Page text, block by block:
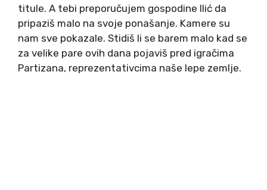
titule. A tebi preporučujem gospodine Ilić da
pripaziš malo na svoje ponašanje. Kamere su
nam sve pokazale. Stidiš li se barem malo kad se
za velike pare ovih dana pojaviš pred igračima
Partizana, reprezentativcima naše lepe zemlje.